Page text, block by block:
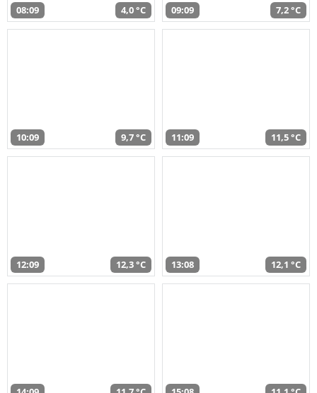
08:09 4,0 °C 09:09 7,2 °C
10:09 9,7 °C 11:09 11,5 °C
12:09 12,3 °C 13:08 12,1 °C